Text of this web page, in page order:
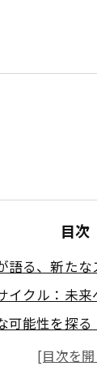
目次
語る、新たな
イクル：未来
可能性を探
る時計業界の